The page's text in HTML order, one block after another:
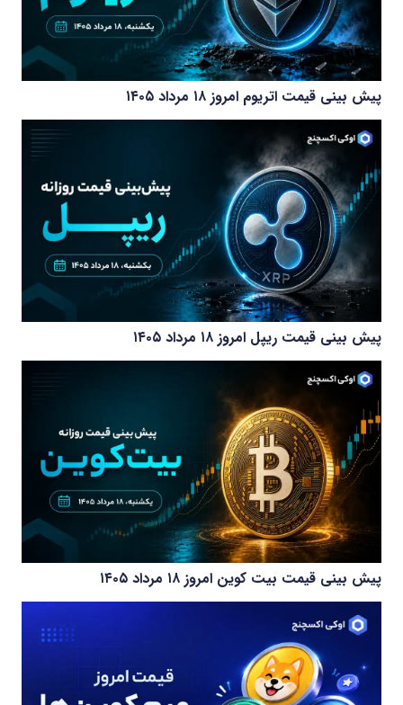
پیش بینی قیمت اتریوم امروز ۱۸ مرداد ۱۴۰۵
پیش بینی قیمت ریپل امروز ۱۸ مرداد ۱۴۰۵
پیش بینی قیمت بیت کوین امروز ۱۸ مرداد ۱۴۰۵